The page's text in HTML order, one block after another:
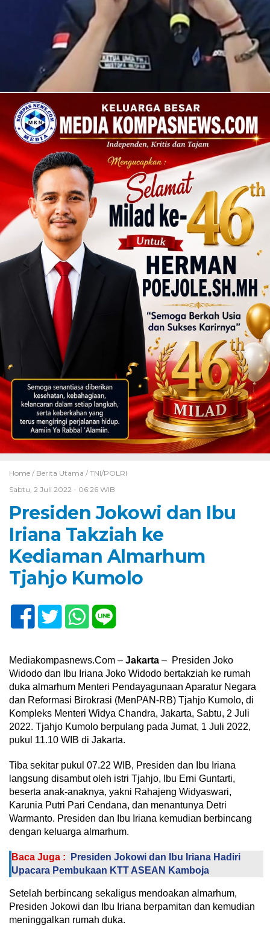
Home / Berita Utama / TNI/POLRI
Sabtu, 2 Juli 2022 - 06:26 WIB
Presiden Jokowi dan Ibu
Iriana Takziah ke
Kediaman Almarhum
Tjahjo Kumolo
Mediakompasnews.Com – Jakarta – Presiden Joko
Widodo dan Ibu Iriana Joko Widodo bertakziah ke rumah
duka almarhum Menteri Pendayagunaan Aparatur Negara
dan Reformasi Birokrasi (MenPAN-RB) Tjahjo Kumolo, di
Kompleks Menteri Widya Chandra, Jakarta, Sabtu, 2 Juli
2022. Tjahjo Kumolo berpulang pada Jumat, 1 Juli 2022,
pukul 11.10 WIB di Jakarta.
Tiba sekitar pukul 07.22 WIB, Presiden dan Ibu Iriana
langsung disambut oleh istri Tjahjo, Ibu Erni Guntarti,
beserta anak-anaknya, yakni Rahajeng Widyaswari,
Karunia Putri Pari Cendana, dan menantunya Detri
Warmanto. Presiden dan Ibu Iriana kemudian berbincang
dengan keluarga almarhum.
Baca Juga :
Presiden Jokowi dan Ibu Iriana Hadiri
Upacara Pembukaan KTT ASEAN Kamboja
Setelah berbincang sekaligus mendoakan almarhum,
Presiden Jokowi dan Ibu Iriana berpamitan dan kemudian
meninggalkan rumah duka.